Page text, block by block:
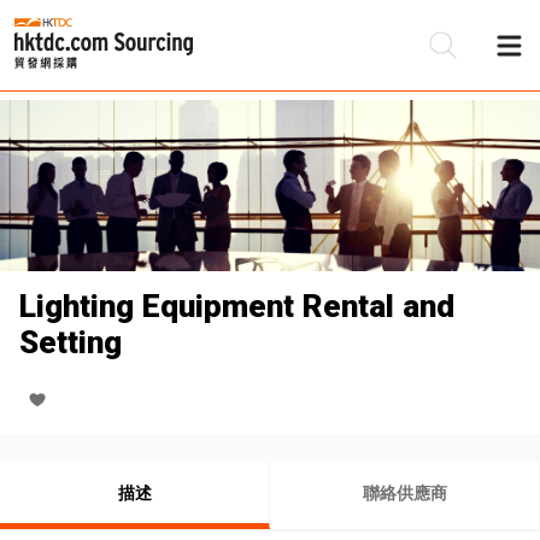
Lighting Equipment Rental and
Setting
描述 聯絡供應商